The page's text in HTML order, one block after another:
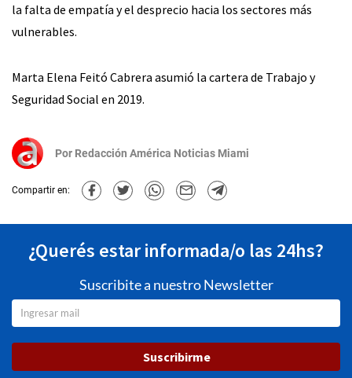
la falta de empatía y el desprecio hacia los sectores más
vulnerables.
Marta Elena Feitó Cabrera asumió la cartera de Trabajo y
Seguridad Social en 2019.
Por Redacción América Noticias Miami
Compartir en:
¿Querés estar informada/o las 24hs?
Suscribite a nuestro Newsletter
Suscribirme